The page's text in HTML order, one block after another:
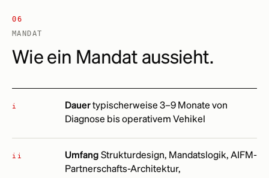
06
MANDAT
Wie ein Mandat aussieht.
i Dauertypischerweise 3–9 Monate von
Diagnose bis operativem Vehikel
ii Umfang Strukturdesign, Mandatslogik, AIFM-
Partnerschafts-Architektur,